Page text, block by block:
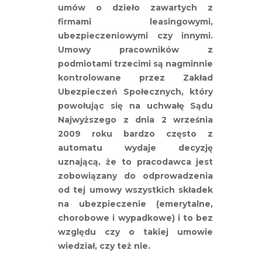
umów o dzieło zawartych z
firmami leasingowymi,
ubezpieczeniowymi czy innymi.
Umowy pracowników z
podmiotami trzecimi są nagminnie
kontrolowane przez Zakład
Ubezpieczeń Społecznych, który
powołując się na uchwałę Sądu
Najwyższego z dnia 2 września
2009 roku bardzo często z
automatu wydaje decyzję
uznającą, że to pracodawca jest
zobowiązany do odprowadzenia
od tej umowy wszystkich składek
na ubezpieczenie (emerytalne,
chorobowe i wypadkowe) i to bez
względu czy o takiej umowie
wiedział, czy też nie.